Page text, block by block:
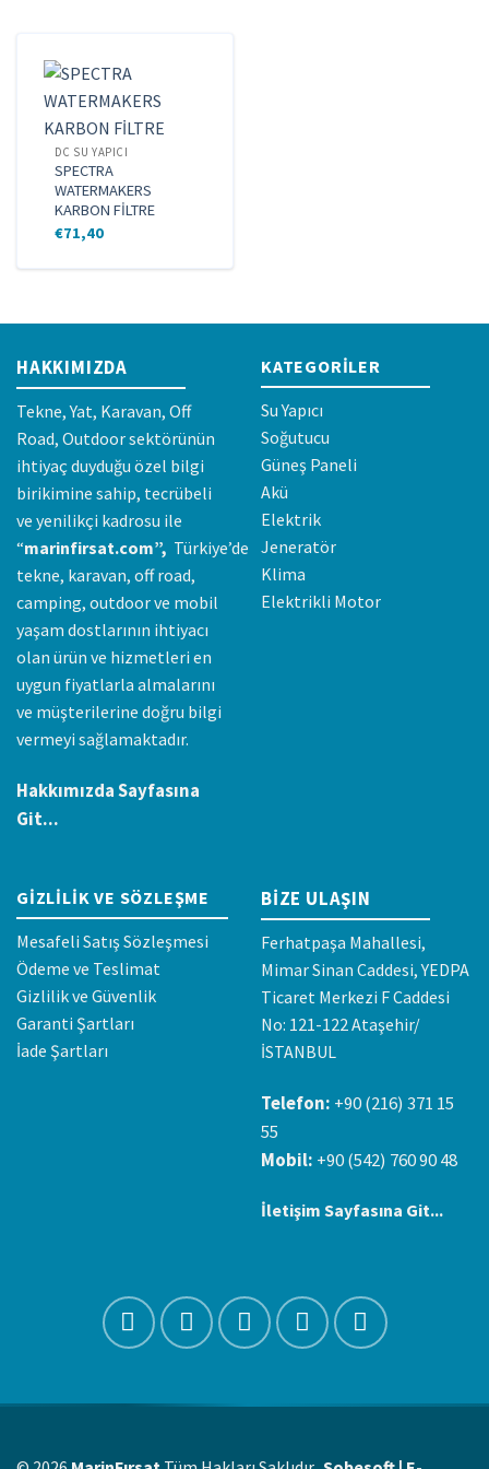
DC SU YAPICI
SPECTRA
WATERMAKERS
KARBON FİLTRE
€71,40
HAKKIMIZDA
Tekne, Yat, Karavan, Off
Road, Outdoor sektörünün
ihtiyaç duyduğu özel bilgi
birikimine sahip, tecrübeli
ve yenilikçi kadrosu ile
“marinfirsat.com”, Türkiye’de
tekne, karavan, off road,
camping, outdoor ve mobil
yaşam dostlarının ihtiyacı
olan ürün ve hizmetleri en
uygun fiyatlarla almalarını
ve müşterilerine doğru bilgi
vermeyi sağlamaktadır.
Hakkımızda Sayfasına
Git...
KATEGORILER
Su Yapıcı
Soğutucu
Güneş Paneli
Akü
Elektrik
Jeneratör
Klima
Elektrikli Motor
GIZLILIK VE SÖZLEŞME
Mesafeli Satış Sözleşmesi
Ödeme ve Teslimat
Gizlilik ve Güvenlik
Garanti Şartları
İade Şartları
BIZE ULAŞIN
Ferhatpaşa Mahallesi,
Mimar Sinan Caddesi, YEDPA
Ticaret Merkezi F Caddesi
No: 121-122 Ataşehir/
İSTANBUL
Telefon: +90 (216) 371 15
55
Mobil: +90 (542) 760 90 48
İletişim Sayfasına Git...